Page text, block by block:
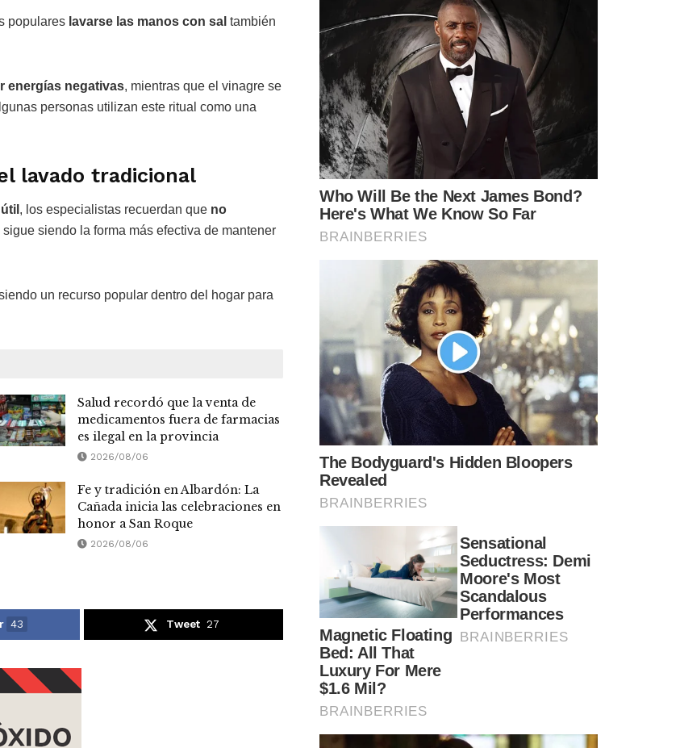
populares lavarse las manos con sal también
energías negativas, mientras que el vinagre se
personas utilizan este ritual como una
lavado tradicional
, los especialistas recuerdan que no
sigue siendo la forma más efectiva de mantener
un recurso popular dentro del hogar para
Salud recordó que la venta de
medicamentos fuera de farmacias
es ilegal en la provincia
2026/08/06
Fe y tradición en Albardón: La
Cañada inicia las celebraciones en
honor a San Roque
2026/08/06
43 Tweet 27